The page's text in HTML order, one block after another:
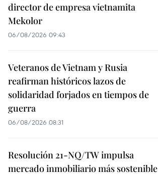
director de empresa vietnamita
Mekolor
06/08/2026 09:43
Veteranos de Vietnam y Rusia
reafirman históricos lazos de
solidaridad forjados en tiempos de
guerra
06/08/2026 08:31
Resolución 21-NQ/TW impulsa
mercado inmobiliario más sostenible